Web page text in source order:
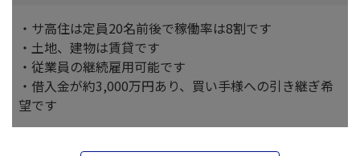
・サ高住は定員20名前後で稼働率は8割です
・土地、建物は賃貸です
・従業員の継続雇用可能です
・借入金が約3,000万円あり、買い手様への引き継ぎ希
望です